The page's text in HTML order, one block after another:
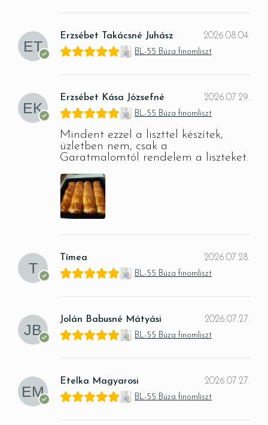
Erzsébet Takácsné Juhász 2026.08.04.
BL-55 Búza finomliszt
Erzsébet Kása Józsefné 2026.07.29.
BL-55 Búza finomliszt
Mindent ezzel a liszttel készítek,
üzletben nem, csak a
Garatmalomtól rendelem a liszteket.
Tímea 2026.07.28.
BL-55 Búza finomliszt
Jolán Babusné Mátyási 2026.07.27.
BL-55 Búza finomliszt
Etelka Magyarosi 2026.07.27.
BL-55 Búza finomliszt